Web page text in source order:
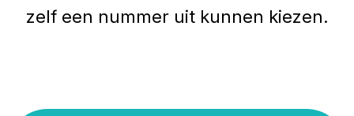
zelf een nummer uit kunnen kiezen.